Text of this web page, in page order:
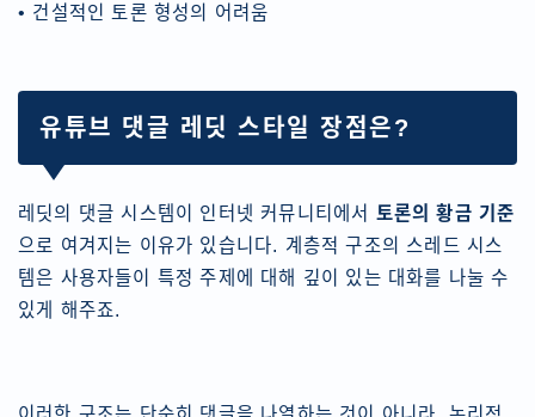
• 건설적인 토론 형성의 어려움
유튜브 댓글 레딧 스타일 장점은?
레딧의 댓글 시스템이 인터넷 커뮤니티에서 토론의 황금 기준
으로 여겨지는 이유가 있습니다. 계층적 구조의 스레드 시스
템은 사용자들이 특정 주제에 대해 깊이 있는 대화를 나눌 수
있게 해주죠.